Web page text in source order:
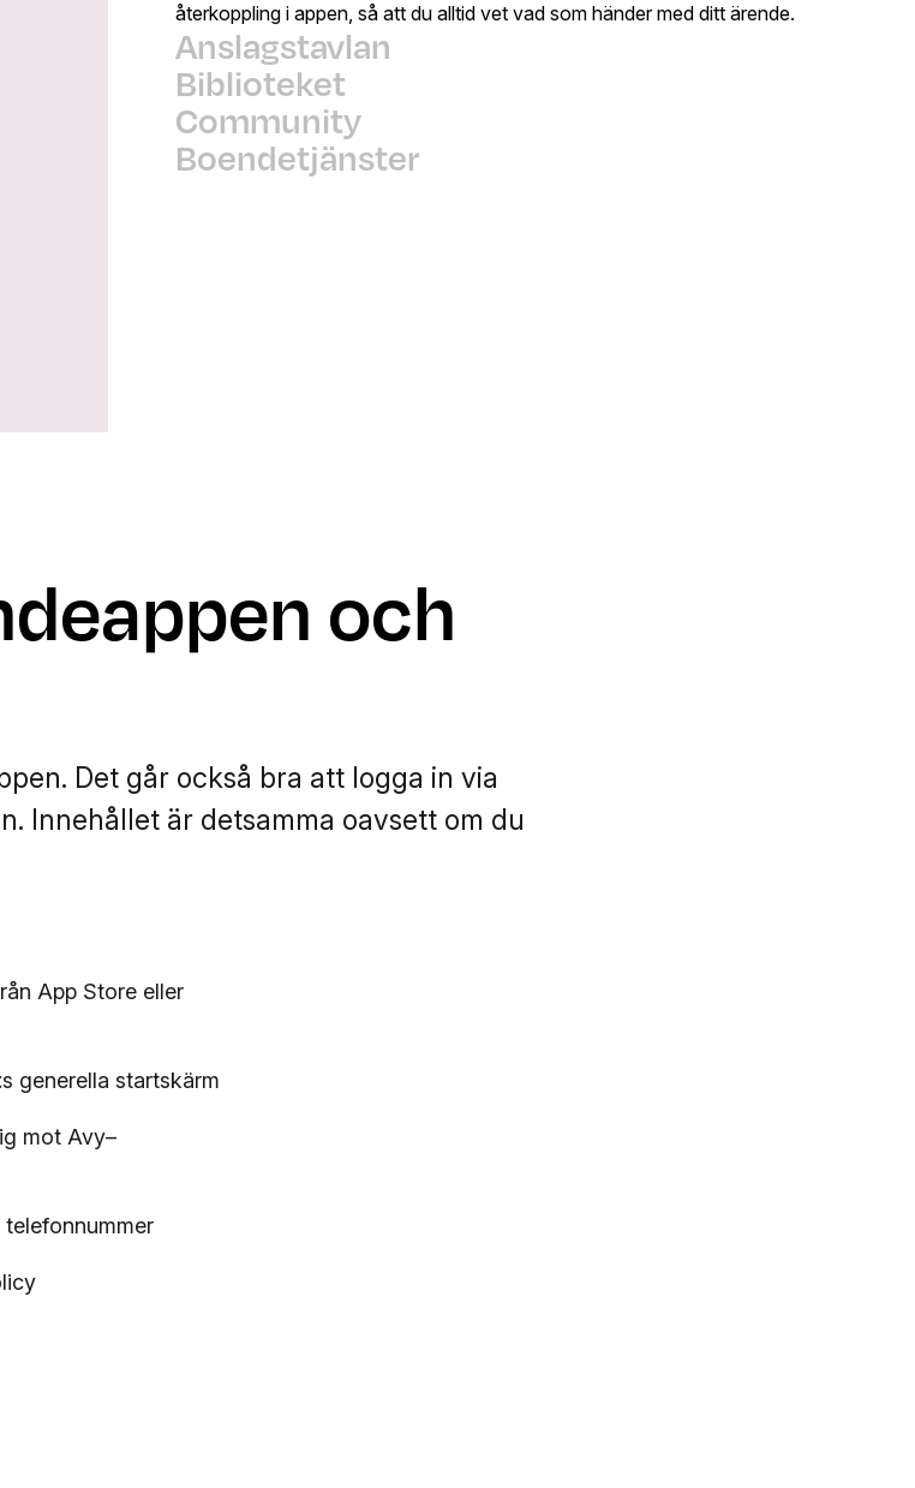
återkoppling i appen, så att du alltid vet vad som händer med ditt ärende.
Anslagstavlan
Biblioteket
Community
Boendetjänster
och
Det går också bra att logga in via
Innehållet är detsamma oavsett om du
App Store eller
generella startskärm
mot Avy–